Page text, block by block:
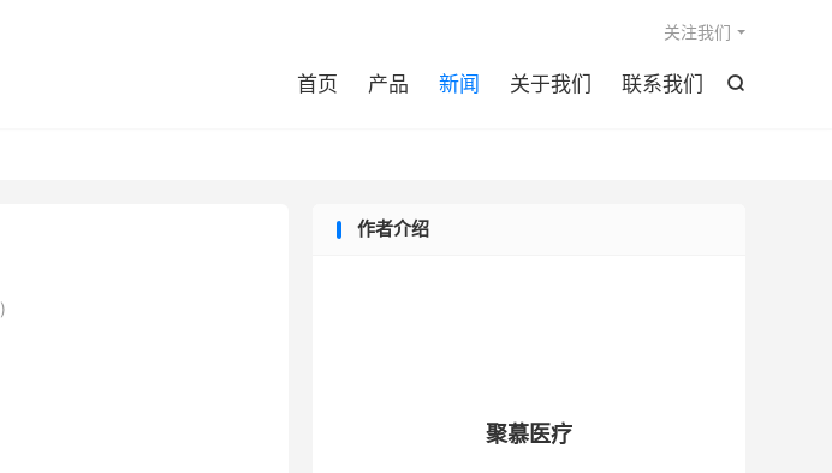

首页 产品 新闻 关于我们 联系我们
关注我们
)
作者介绍
聚慕医疗